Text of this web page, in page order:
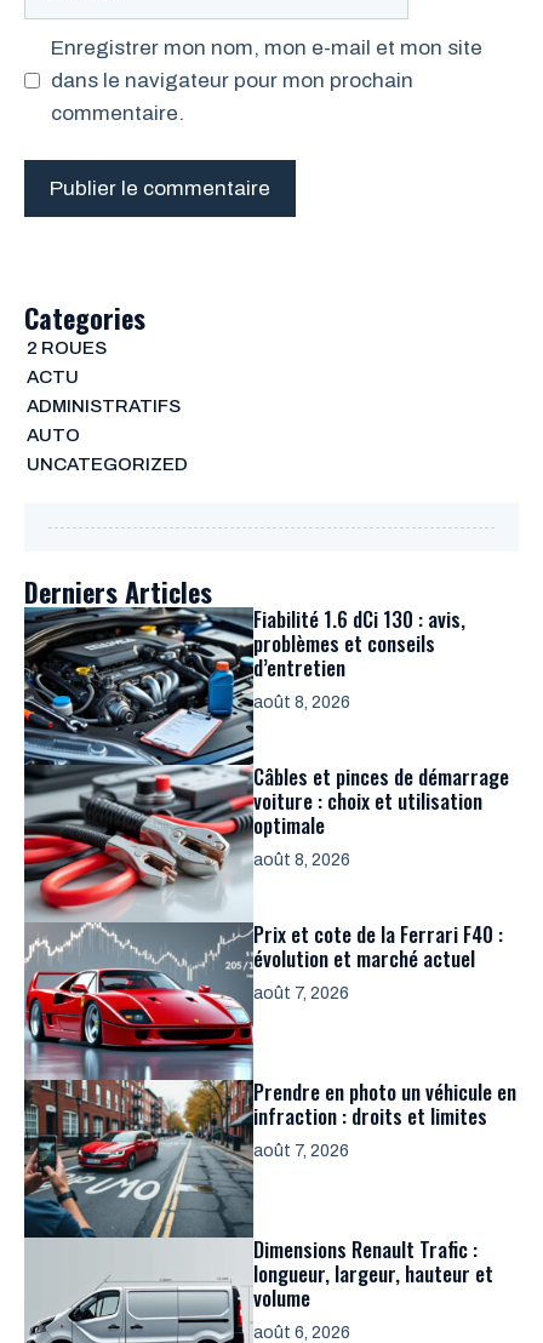
Enregistrer mon nom, mon e-mail et mon site
dans le navigateur pour mon prochain
commentaire.
Categories
2 ROUES
ACTU
ADMINISTRATIFS
AUTO
UNCATEGORIZED
Derniers Articles
Fiabilité 1.6 dCi 130 : avis,
problèmes et conseils
d’entretien
août 8, 2026
Câbles et pinces de démarrage
voiture : choix et utilisation
optimale
août 8, 2026
Prix et cote de la Ferrari F40 :
évolution et marché actuel
août 7, 2026
Prendre en photo un véhicule en
infraction : droits et limites
août 7, 2026
Dimensions Renault Trafic :
longueur, largeur, hauteur et
volume
août 6, 2026